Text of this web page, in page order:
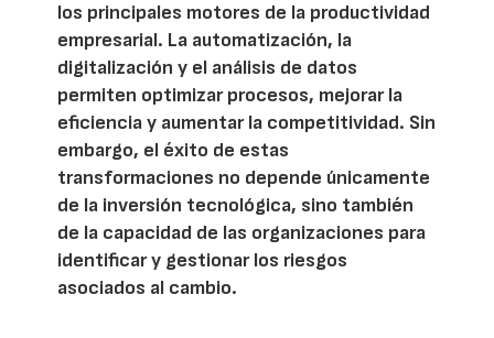
los principales motores de la productividad
empresarial. La automatización, la
digitalización y el análisis de datos
permiten optimizar procesos, mejorar la
eficiencia y aumentar la competitividad. Sin
embargo, el éxito de estas
transformaciones no depende únicamente
de la inversión tecnológica, sino también
de la capacidad de las organizaciones para
identificar y gestionar los riesgos
asociados al cambio.